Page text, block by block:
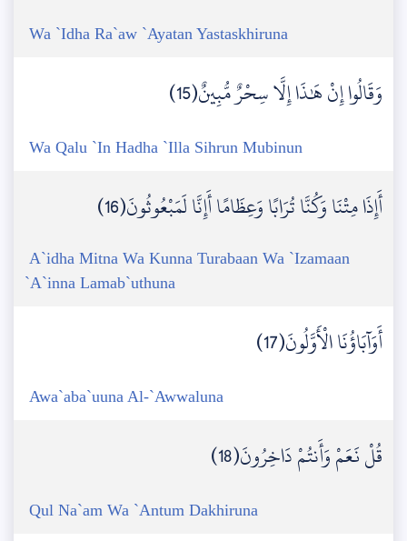
Wa `Idha Ra`aw `Ayatan Yastaskhiruna
وَقَالُوا إِنْ هَٰذَا إِلَّا سِحْرٌ مُّبِينٌ(15)
Wa Qalu `In Hadha `Illa Sihrun Mubinun
أَإِذَا مِتْنَا وَكُنَّا تُرَابًا وَعِظَامًا أَإِنَّا لَمَبْعُوثُونَ(16)
A`idha Mitna Wa Kunna Turabaan Wa `Izamaan
`A`inna Lamab`uthuna
أَوَآبَاؤُنَا الْأَوَّلُونَ(17)
Awa`aba`uuna Al-`Awwaluna
قُلْ نَعَمْ وَأَنتُمْ دَاخِرُونَ(18)
Qul Na`am Wa `Antum Dakhiruna